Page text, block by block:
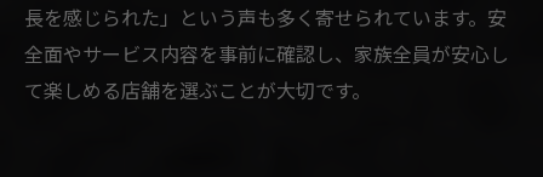
長を感じられた」という声も多く寄せられています。安
全面やサービス内容を事前に確認し、家族全員が安心し
て楽しめる店舗を選ぶことが大切です。